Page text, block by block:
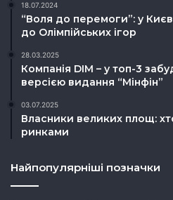
18.07.2024
“Воля до перемоги”: у
до Олімпійських ігор
28.03.2025
Компанія DIM – у топ-3
версією видання “Мінфін”
03.07.2025
Власники великих площ:
ринками
Найпопулярніші позначки